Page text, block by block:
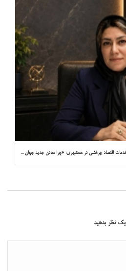
یادداشت ویژه هفته محیط‌زیست دبیر انجمن خدمات اقتصاد چرخشی در همشهری: «چرا معادن جدید جهان زیر زمین نیستند؟»
یک نظر بدهید